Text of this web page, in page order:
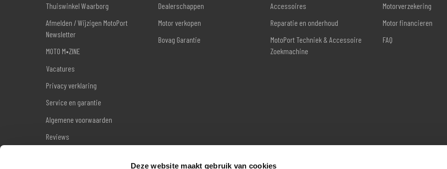
Deze website maakt gebruik van cookies
Thuiswinkel Waarborg
Afmelden / Wijzigen MotoPort
Newsletter
MOTO M•ZINE
Vacatures
Privacy verklaring
Service en garantie
Algemene voorwaarden
Reviews
Dealerschappen
Motor verkopen
Bovag Garantie
Accessoires
Reparatie en onderhoud
MotoPort Techniek & Accessoire
Zoekmachine
Motorverzekering
Motor financieren
FAQ